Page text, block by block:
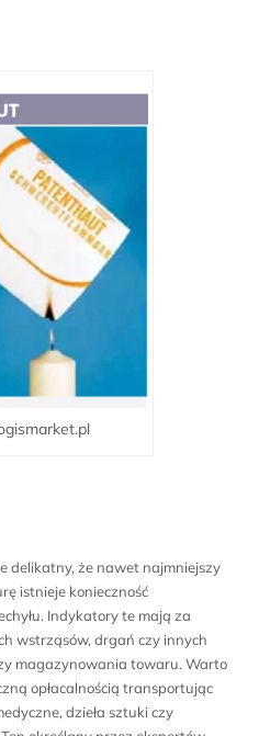
delikatny, że nawet najmniejszy
istnieje konieczność
Indykatory te mają za
wstrząsów, drgań czy innych
magazynowania towaru. Warto
opłacalnością transportując
dzieła sztuki czy